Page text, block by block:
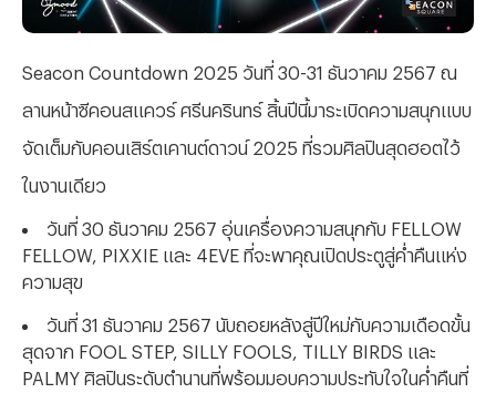
Seacon Countdown 2025 วันที่ 30-31 ธันวาคม 2567 ณ
ลานหน้าซีคอนสแควร์ ศรีนครินทร์ สิ้นปีนี้มาระเบิดความสนุกแบบ
จัดเต็มกับคอนเสิร์ตเคานต์ดาวน์ 2025 ที่รวมศิลปินสุดฮอตไว้
ในงานเดียว
วันที่ 30 ธันวาคม 2567 อุ่นเครื่องความสนุกกับ FELLOW
FELLOW, PIXXIE และ 4EVE ที่จะพาคุณเปิดประตูสู่ค่ำคืนแห่ง
ความสุข
วันที่ 31 ธันวาคม 2567 นับถอยหลังสู่ปีใหม่กับความเดือดขั้น
สุดจาก FOOL STEP, SILLY FOOLS, TILLY BIRDS และ
PALMY ศิลปินระดับตำนานที่พร้อมมอบความประทับใจในค่ำคืนที่